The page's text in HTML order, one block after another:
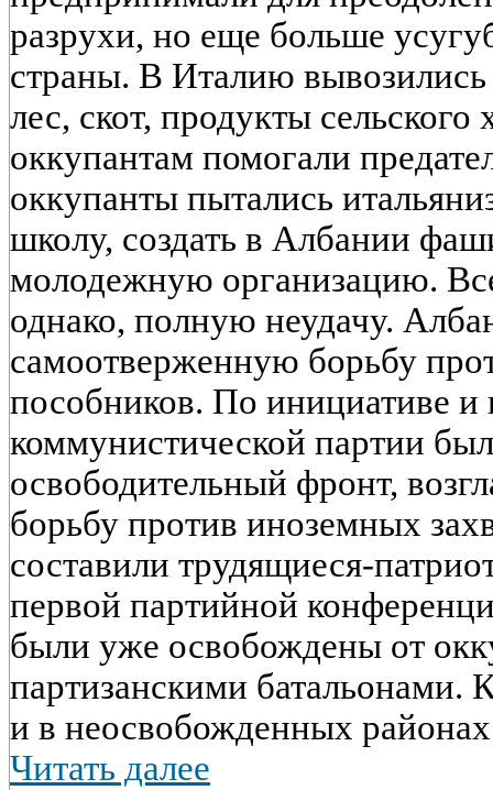
разрухи, но еще больше
страны. В Италию
лес, скот, продукты
оккупантам помогали
оккупанты пытались
школу, создать в Албании
молодежную организацию.
однако, полную неудачу.
самоотверженную борьбу
пособников. По инициативе и
коммунистической партии
освободительный фронт,
борьбу против иноземных
составили трудящиеся-
первой партийной
были уже освобождены от
партизанскими батальонами.
и в неосвобожденных
Читать далее